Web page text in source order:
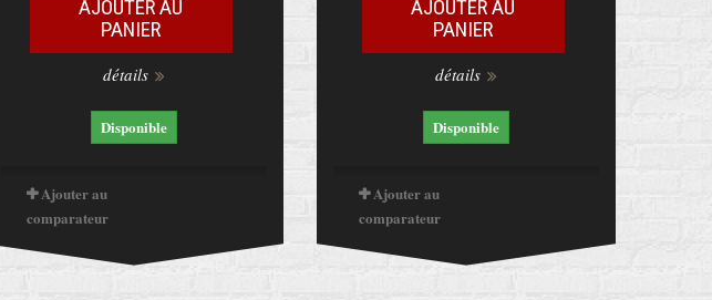
AJOUTER AU
PANIER
détails
Disponible
Ajouter au
comparateur
AJOUTER AU
PANIER
détails
Disponible
Ajouter au
comparateur